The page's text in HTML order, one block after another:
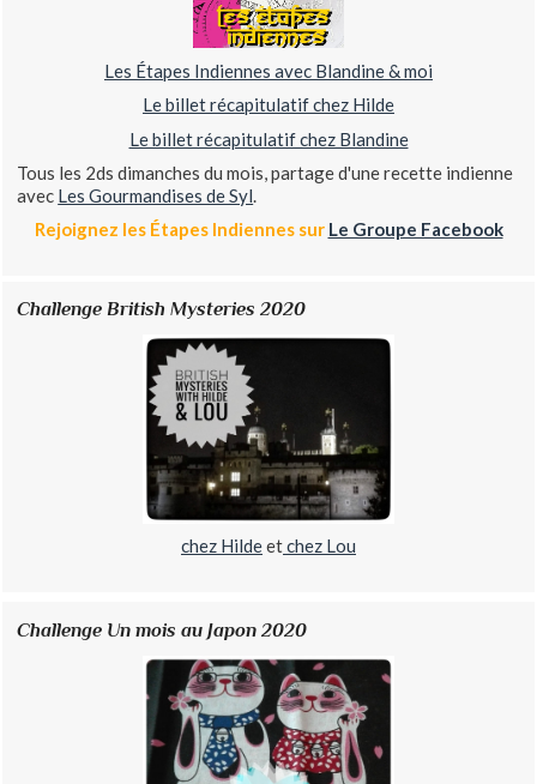
Les Étapes Indiennes avec Blandine & moi
Le billet récapitulatif chez Hilde
Le billet récapitulatif chez Blandine
Tous les 2ds dimanches du mois, partage d'une recette indienne
avec Les Gourmandises de Syl.
Rejoignez les Étapes Indiennes sur Le Groupe Facebook
Challenge British Mysteries 2020
chez Hildeetchez Lou
Challenge Un mois au Japon 2020